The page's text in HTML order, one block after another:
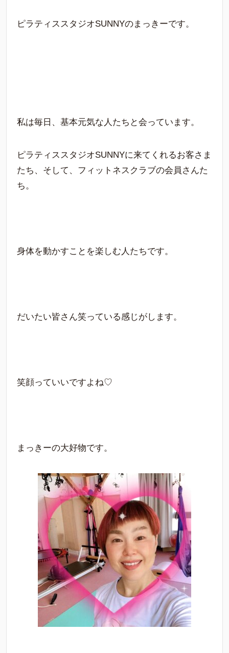
ピラティススタジオSUNNYのまっきーです。
私は毎日、基本元気な人たちと会っています。
ピラティススタジオSUNNYに来てくれるお客さま
たち、そして、フィットネスクラブの会員さんた
ち。
身体を動かすことを楽しむ人たちです。
だいたい皆さん笑っている感じがします。
笑顔っていいですよね♡
まっきーの大好物です。